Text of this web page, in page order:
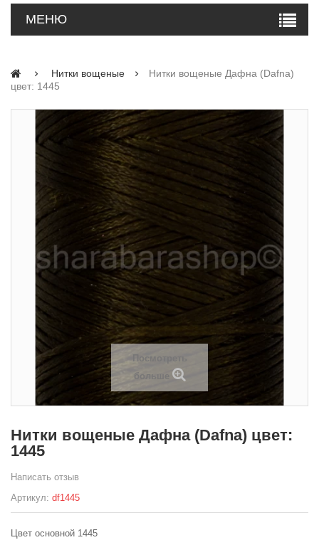
МЕНЮ
Нитки вощеные
Нитки вощеные Дафна (Dafna)
цвет: 1445
Посмотреть
больше
Нитки вощеные Дафна (Dafna) цвет:
1445
Написать отзыв
Артикул: df1445
Цвет основной 1445